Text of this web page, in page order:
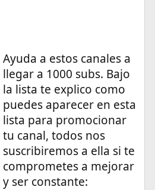
Ayuda a estos canales a
llegar a 1000 subs. Bajo
la lista te explico como
puedes aparecer en esta
lista para promocionar
tu canal, todos nos
suscribiremos a ella si te
comprometes a mejorar
y ser constante: